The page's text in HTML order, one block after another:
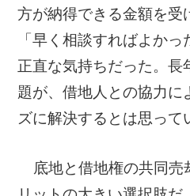
方が納得できる金額を受
「早く相談すればよか
正直な気持ちだった。長
題が、借地人との協力に
ズに解決するとは思って
底地と借地権の共同売